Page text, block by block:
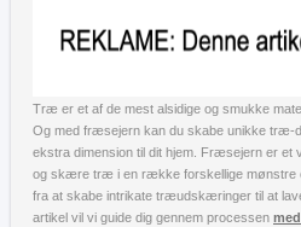
Træ er et af de mest alsidige og smukke
Og med fræsejern kan du skabe unikke træ-
ekstra dimension til dit hjem. Fræsejern er
og skære træ i en række forskellige mønstre
fra at skabe intrikate træudskæringer til at
artikel vil vi guide dig gennem processen